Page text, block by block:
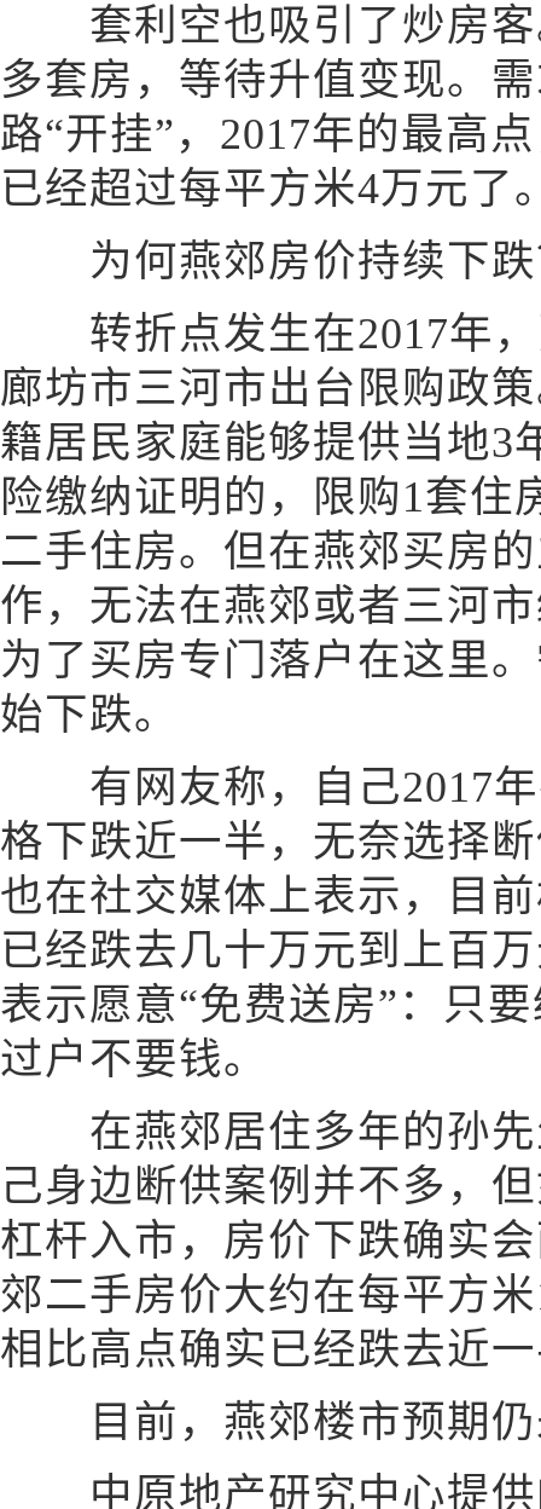
套利空也吸引了炒房客
多套房，等待升值变现。
路“开挂”，2017年的最高
已经超过每平方米4万元了
为何燕郊房价持续下跌
转折点发生在2017年，
廊坊市三河市出台限购政
籍居民家庭能够提供当地3
险缴纳证明的，限购1套住
二手住房。但在燕郊买房
作，无法在燕郊或者三河
为了买房专门落户在这里
始下跌。
有网友称，自己2017年
格下跌近一半，无奈选择
也在社交媒体上表示，目
已经跌去几十万元到上百
表示愿意“免费送房”：只
过户不要钱。
在燕郊居住多年的孙先
己身边断供案例并不多，
杠杆入市，房价下跌确实
郊二手房价大约在每平方
相比高点确实已经跌去近
目前，燕郊楼市预期仍
中原地产研究中心提供